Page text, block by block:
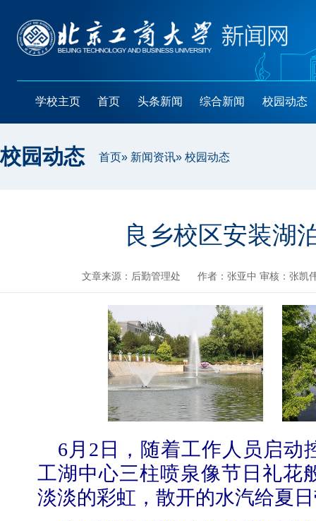
学校主页 首页 头条新闻 综合新闻 校园动态
校园动态 首页» 新闻资讯» 校园动态
良乡校区安装湖
文章来源：后勤管理处 作者：张亚中 审核：张凯
6月 2 日，随着工作人员启动
工湖中心三柱喷泉像节日礼花
淡淡的彩虹，散开的水汽给夏